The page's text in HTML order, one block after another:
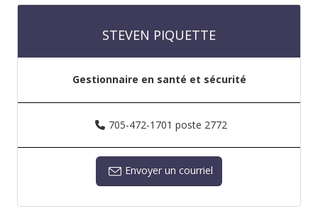
STEVEN PIQUETTE
Gestionnaire en santé et sécurité
705-472-1701 poste 2772
Envoyer un courriel